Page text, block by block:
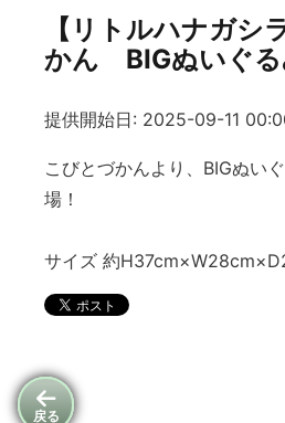
戻る
【リトルハナガシ
かん BIGぬいぐ
提供開始日: 2025-09-11
こびとづかんより、BIGぬい
場！
サイズ 約